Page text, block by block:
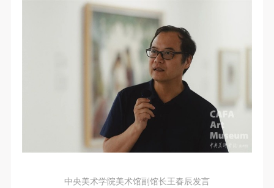
中央美术学院美术馆副馆长王春辰发言
和观众进行良好互动。以学院的学术研究为基础，积
极策划国际、国内多视角、多领域的展览、论坛及公
共教育活动，为美院师生、中外艺术家以及社会公众
提供一个交流、学习、展示的平台。作为一家公益性
单位，其开展的公共教育活动以学术性和公益性为
（3）、乙方为甲方拍摄中央美术学院公共教育部所
二、拍摄内容、使用形式、使用地域范围
容包括：①中央美术学院美术馆②中央美术学院校园
和观众进行良好互动。以学院的学术研究为基础，积
极策划国际、国内多视角、多领域的展览、论坛及公
共教育活动，为美院师生、中外艺术家以及社会公众
提供一个交流、学习、展示的平台。作为一家公益性
单位，其开展的公共教育活动以学术性和公益性为
（3）、乙方为甲方拍摄中央美术学院公共教育部所
二、拍摄内容、使用形式、使用地域范围
容包括：①中央美术学院美术馆②中央美术学院校园
和观众进行良好互动。以学院的学术研究为基础，积
极策划国际、国内多视角、多领域的展览、论坛及公
共教育活动，为美院师生、中外艺术家以及社会公众
提供一个交流、学习、展示的平台。作为一家公益性
单位，其开展的公共教育活动以学术性和公益性为
（3）、乙方为甲方拍摄中央美术学院公共教育部所
二、拍摄内容、使用形式、使用地域范围
容包括：①中央美术学院美术馆②中央美术学院校园